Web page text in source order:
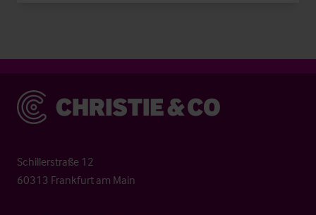
Christie & Co
Schillerstraße 12
60313 Frankfurt am Main